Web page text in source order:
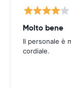
Molto bene
Il personale è
cordiale.